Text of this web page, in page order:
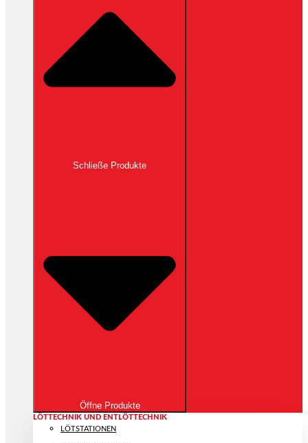
Schließe Produkte
Öffne Produkte
LÖTTECHNIK UND ENTLÖTTECHNIK
LÖTSTATIONEN